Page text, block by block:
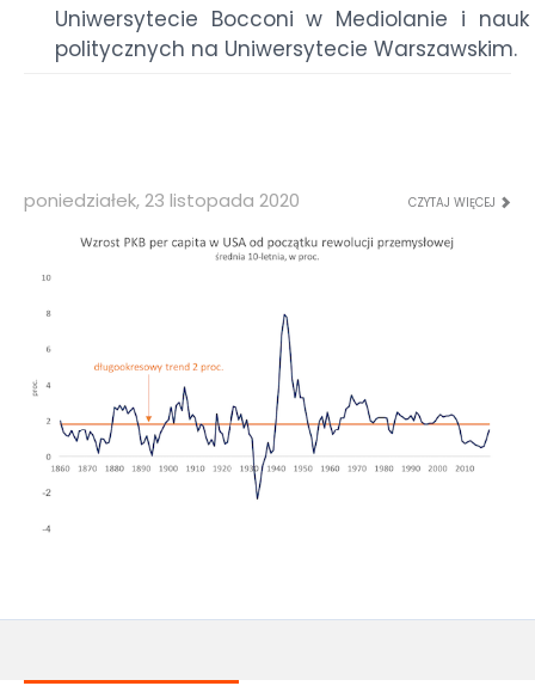
Uniwersytecie Bocconi w Mediolanie i nauk
politycznych na Uniwersytecie Warszawskim.
poniedziałek, 23 listopada 2020 CZYTAJ WIĘCEJ